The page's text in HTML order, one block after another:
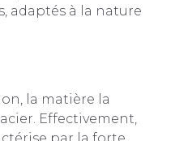
adaptés à la nature
la matière la
Effectivement,